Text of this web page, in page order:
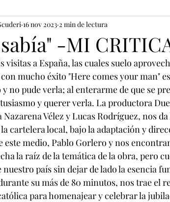
sabía" -MI
16 nov 2023 2 min de lectura
visitas a España, las cuales suelo
mucho éxito "Here comes your man"
no pude verla; al enterarme de que se
y querer verla. La productora
Vélez y Lucas Rodríguez, nos
la cartelera local, bajo la adaptación y
este medio, Pablo Gorlero y nos
la raíz de la temática de la obra, pero
país sin dejar de lado la esencia
su más de 80 minutos, nos trae el
para homenajear y celebrar la